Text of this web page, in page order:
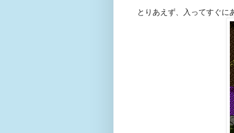
とりあえず、入ってすぐに